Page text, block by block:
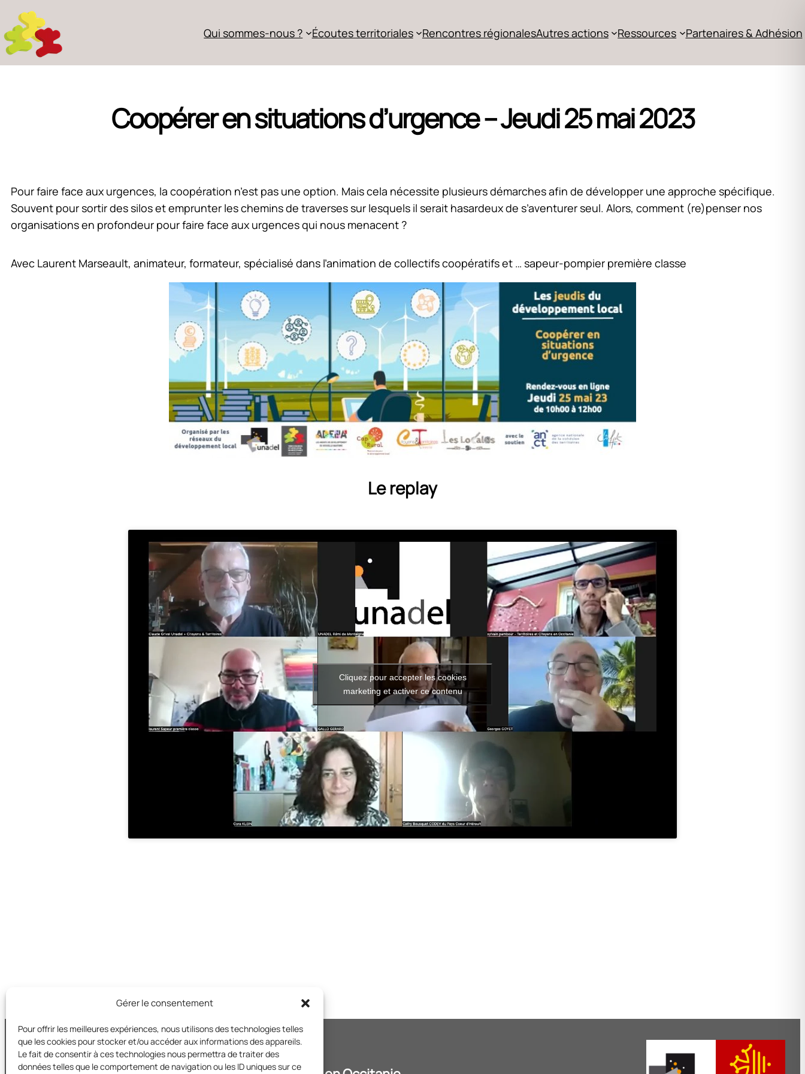
Gérer le consentement
Pour offrir les meilleures expériences, nous utilisons des technologies telles
que les cookies pour stocker et/ou accéder aux informations des appareils.
Le fait de consentir à ces technologies nous permettra de traiter des
données telles que le comportement de navigation ou les ID uniques sur ce
Qui sommes-nous ? Écoutes territoriales Rencontres régionalesAutres actions Ressources Partenaires & Adhésion
Coopérer en situations d’urgence – Jeudi 25 mai 2023
Pour faire face aux urgences, la coopération n’est pas une option. Mais cela nécessite plusieurs démarches afin de développer une approche spécifique.
Souvent pour sortir des silos et emprunter les chemins de traverses sur lesquels il serait hasardeux de s’aventurer seul. Alors, comment (re)penser nos
organisations en profondeur pour faire face aux urgences qui nous menacent ?
Avec Laurent Marseault, animateur, formateur, spécialisé dans l’animation de collectifs coopératifs et … sapeur-pompier première classe
Le replay
Cliquez pour accepter les cookies
marketing et activer ce contenu